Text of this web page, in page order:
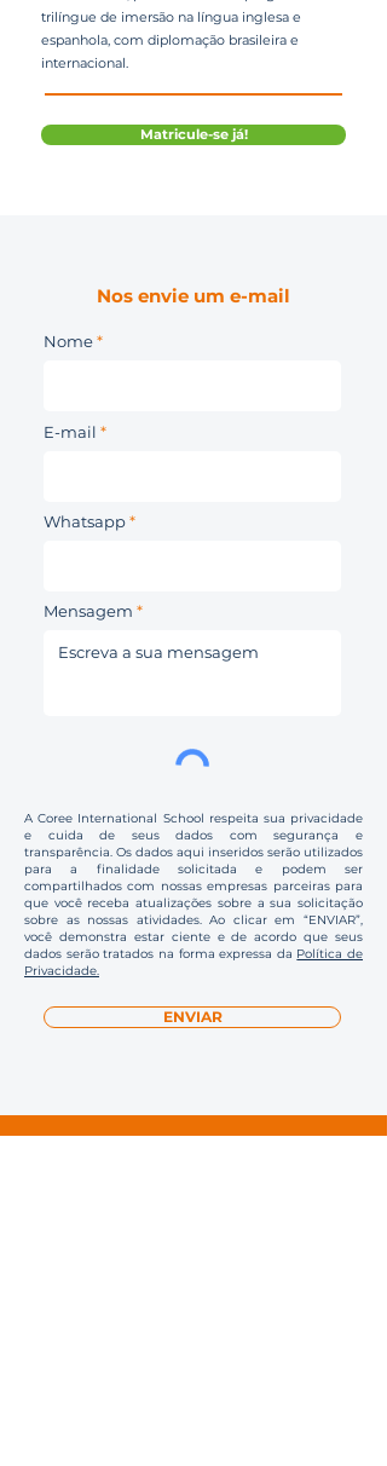
trilíngue de imersão na língua inglesa e
espanhola, com diplomação brasileira e
internacional.
Matricule-se já!
Nos envie um e-mail
Nome
E-mail
Whatsapp
Mensagem
A Coree International School respeita sua privacidade
e cuida de seus dados com segurança e
transparência. Os dados aqui inseridos serão utilizados
para a finalidade solicitada e podem ser
compartilhados com nossas empresas parceiras para
que você receba atualizações sobre a sua solicitação
sobre as nossas atividades. Ao clicar em “ENVIAR”,
você demonstra estar ciente e de acordo que seus
dados serão tratados na forma expressa da Política de
Privacidade.
ENVIAR